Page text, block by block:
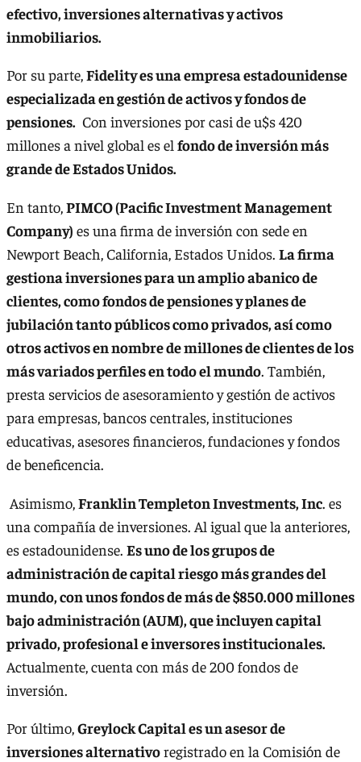
efectivo, inversiones alternativas y activos
inmobiliarios.
Por su parte,Fidelity es una empresa estadounidense
especializada en gestión de activos y fondos de
pensiones. Con inversiones por casi de u$s 420
millones a nivel global es el fondo de inversión más
grande de Estados Unidos.
En tanto,PIMCO (Pacific Investment Management
Company) es una firma de inversión con sede en
Newport Beach, California, Estados Unidos. La firma
gestiona inversiones para un amplio abanico de
clientes, como fondos de pensiones y planes de
jubilación tanto públicos como privados, así como
otros activos en nombre de millones de clientes de los
más variados perfiles en todo el mundo. También,
presta servicios de asesoramiento y gestión de activos
para empresas, bancos centrales, instituciones
educativas, asesores financieros, fundaciones y fondos
de beneficencia.
Asimismo, Franklin Templeton Investments, Inc. es
una compañía de inversiones. Al igual que la anteriores,
es estadounidense. Es uno de los grupos de
administración de capital riesgo más grandes del
mundo, con unos fondos de más de $850.000 millones
bajo administración (AUM), que incluyen capital
privado, profesional e inversores institucionales.
Actualmente, cuenta con más de 200 fondos de
inversión.
Por último,Greylock Capital es un asesor de
inversiones alternativoregistrado en la Comisión de